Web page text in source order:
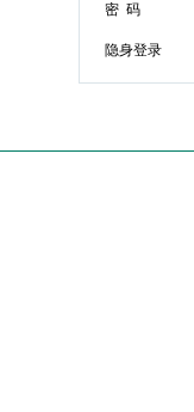
密 码
隐身登录